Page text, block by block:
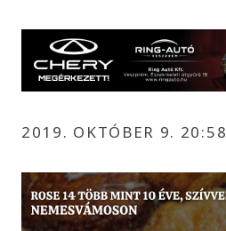
2019. OKTÓBER 9. 20:58